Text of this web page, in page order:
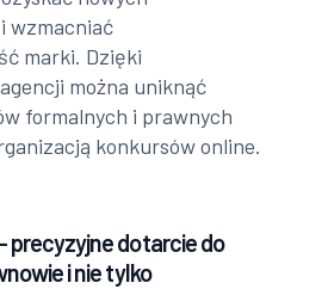
wzmacniać
marki. Dzięki
można uniknąć
formalnych i prawnych
konkursów online.
precyzyjne dotarcie do
i nie tylko